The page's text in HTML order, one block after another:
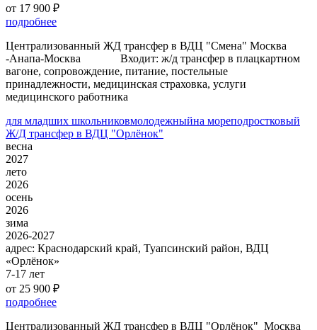
от 17 900 ₽
подробнее
Централизованный ЖД трансфер в ВДЦ "Смена" Москва
-Анапа-Москва Входит: ж/д трансфер в плацкартном
вагоне, сопровождение, питание, постельные
принадлежности, медицинская страховка, услуги
медицинского работника
для младших школьниковмолодежныйна мореподростковый
Ж/Д трансфер в ВДЦ "Орлёнок"
весна
2027
лето
2026
осень
2026
зима
2026-2027
адрес: Краснодарский край, Туапсинский район, ВДЦ
«Орлёнок»
7-17 лет
от 25 900 ₽
подробнее
Централизованный ЖД трансфер в ВДЦ "Орлёнок" Москва